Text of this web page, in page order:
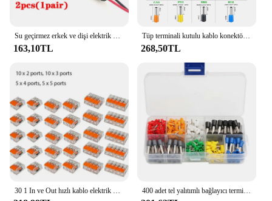
163,10TL
Tüp terminali kutulu kablo konektörü tel yüksük terminali kiti-tel uçları için paralel kablolama fonksiyonu
268,50TL
400 adet tel yalıtımlı bağlayıcı terminali kıvrım terminatör soğuk preslenmiş yalıtımlı Termina E0508 7508 1008 1510 2512 4012